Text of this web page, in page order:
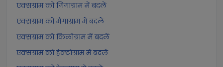
एक्सग्राम को गिगाग्राम में बदलें
एक्सग्राम को मैगाग्राम में बदलें
एक्सग्राम को किलोग्राम में बदलें
एक्सग्राम को हेक्टोग्राम में बदलें